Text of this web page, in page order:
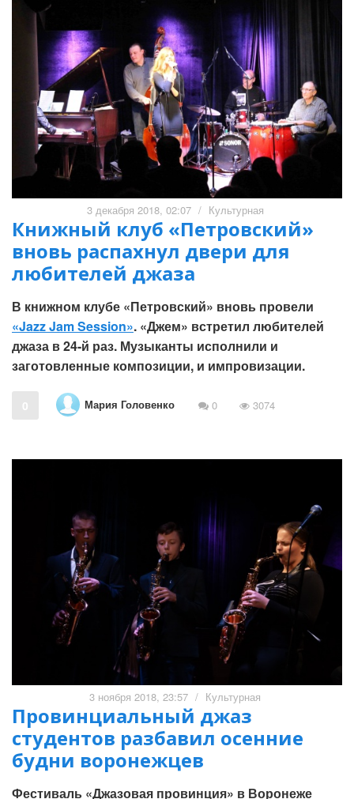
3 декабря 2018, 02:07 / Культурная
Книжный клуб «Петровский»
вновь распахнул двери для
любителей джаза
В книжном клубе «Петровский» вновь провели
«Jazz Jam Session». «Джем» встретил любителей
джаза в 24-й раз. Музыканты исполнили и
заготовленные композиции, и импровизации.
0 Мария Головенко 0 3074
3 ноября 2018, 23:57 / Культурная
Провинциальный джаз
студентов разбавил осенние
будни воронежцев
Фестиваль «Джазовая провинция» в Воронеже